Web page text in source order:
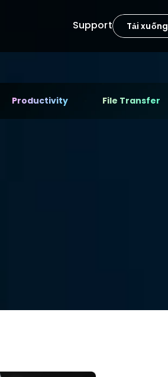
Tải xuống
Support
Productivity File Transfer